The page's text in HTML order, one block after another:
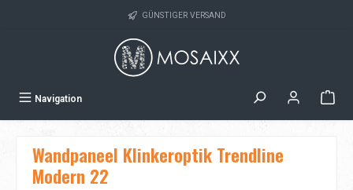
GÜNSTIGER VERSAND
Navigation
Wandpaneel Klinkeroptik Trendline
Modern 22